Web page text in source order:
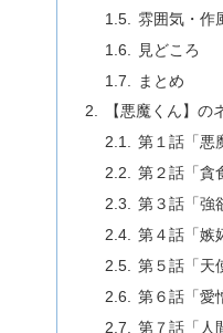
雰囲気・作
見どころ
まとめ
【悪魔くん】の
第１話「悪
第２話「貪
第３話「強
第４話「嫉
第５話「天
第６話「愛
第７話「人